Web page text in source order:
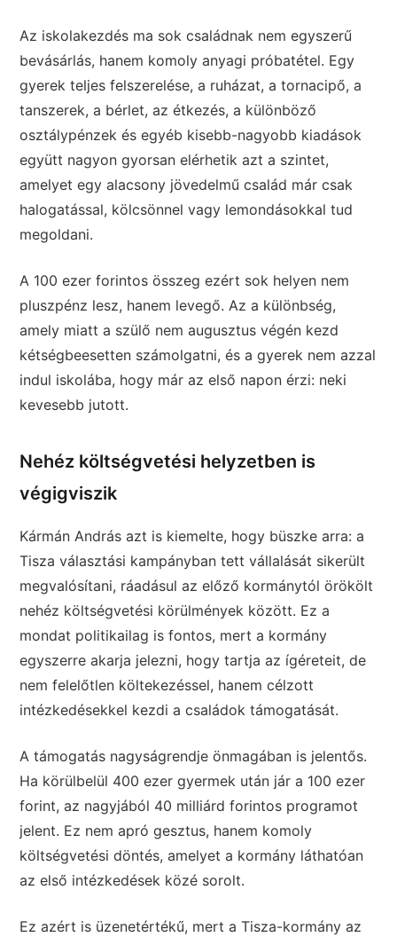
Az iskolakezdés ma sok családnak nem egyszerű
bevásárlás, hanem komoly anyagi próbatétel. Egy
gyerek teljes felszerelése, a ruházat, a tornacipő, a
tanszerek, a bérlet, az étkezés, a különböző
osztálypénzek és egyéb kisebb-nagyobb kiadások
együtt nagyon gyorsan elérhetik azt a szintet,
amelyet egy alacsony jövedelmű család már csak
halogatással, kölcsönnel vagy lemondásokkal tud
megoldani.
A 100 ezer forintos összeg ezért sok helyen nem
pluszpénz lesz, hanem levegő. Az a különbség,
amely miatt a szülő nem augusztus végén kezd
kétségbeesetten számolgatni, és a gyerek nem azzal
indul iskolába, hogy már az első napon érzi: neki
kevesebb jutott.
Nehéz költségvetési helyzetben is
végigviszik
Kármán András azt is kiemelte, hogy büszke arra: a
Tisza választási kampányban tett vállalását sikerült
megvalósítani, ráadásul az előző kormánytól örökölt
nehéz költségvetési körülmények között. Ez a
mondat politikailag is fontos, mert a kormány
egyszerre akarja jelezni, hogy tartja az ígéreteit, de
nem felelőtlen költekezéssel, hanem célzott
intézkedésekkel kezdi a családok támogatását.
A támogatás nagyságrendje önmagában is jelentős.
Ha körülbelül 400 ezer gyermek után jár a 100 ezer
forint, az nagyjából 40 milliárd forintos programot
jelent. Ez nem apró gesztus, hanem komoly
költségvetési döntés, amelyet a kormány láthatóan
az első intézkedések közé sorolt.
Ez azért is üzenetértékű, mert a Tisza-kormány az